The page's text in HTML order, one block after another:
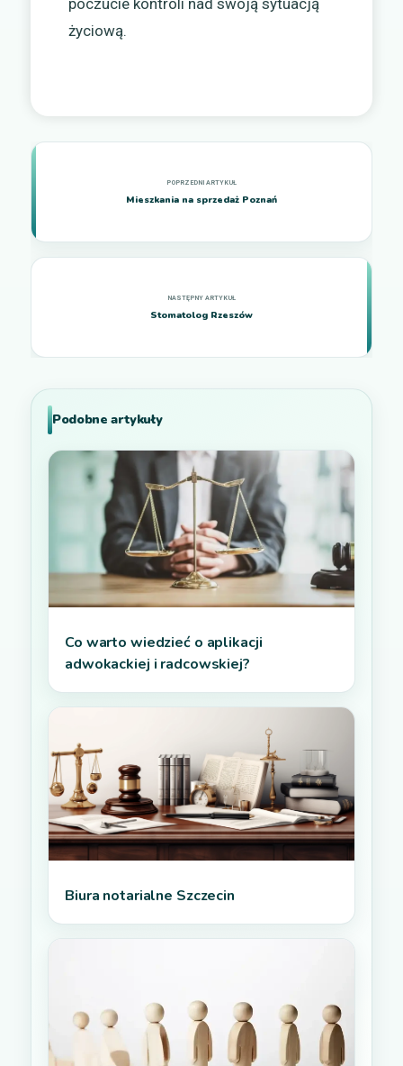
życiową.
Mieszkania na sprzedaż Poznań
Stomatolog Rzeszów
Podobne artykuły
Co warto wiedzieć o aplikacji
adwokackiej i radcowskiej?
Biura notarialne Szczecin